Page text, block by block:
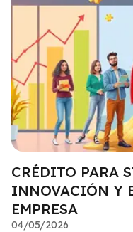
CRÉDITO PARA
INNOVACIÓN Y
EMPRESA
04/05/2026